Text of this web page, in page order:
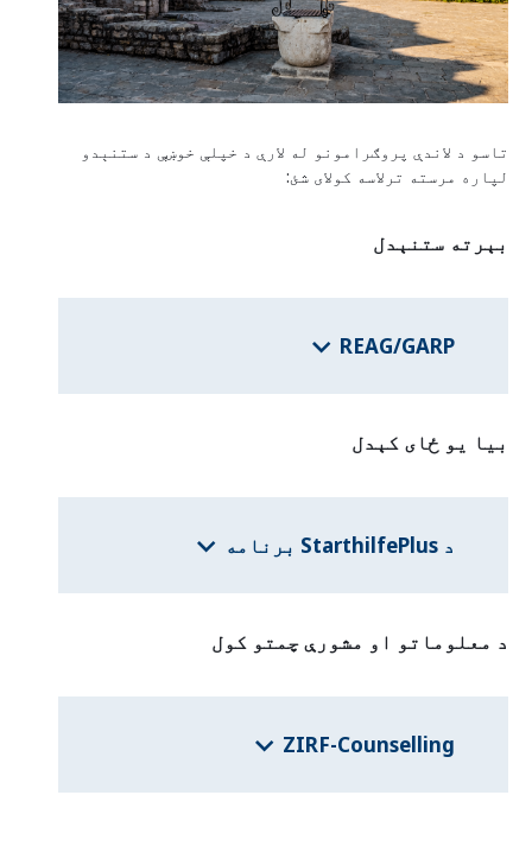
د فدرالي ایالتونو برنامې
تاسو د لاندې پروګرامونو له لارې د خپلې خوښې د ستنېدو
لپاره مرسته ترلاسه کولای شئ:
بېرته ستنېدل
REAG/GARP
بیا یو ځای کېدل
د StarthilfePlus برنامه
د معلوماتو او مشورې چمتو کول
ZIRF-Counselling